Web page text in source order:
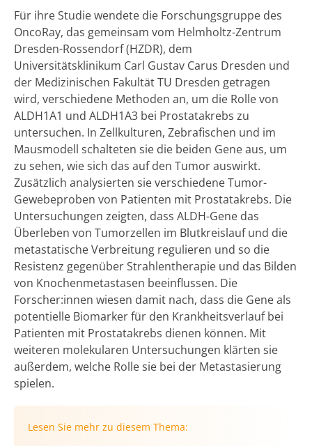
Für ihre Studie wendete die Forschungsgruppe des
OncoRay, das gemeinsam vom Helmholtz-Zentrum
Dresden-Rossendorf (HZDR), dem
Universitätsklinikum Carl Gustav Carus Dresden und
der Medizinischen Fakultät TU Dresden getragen
wird, verschiedene Methoden an, um die Rolle von
ALDH1A1 und ALDH1A3 bei Prostatakrebs zu
untersuchen. In Zellkulturen, Zebrafischen und im
Mausmodell schalteten sie die beiden Gene aus, um
zu sehen, wie sich das auf den Tumor auswirkt.
Zusätzlich analysierten sie verschiedene Tumor-
Gewebeproben von Patienten mit Prostatakrebs. Die
Untersuchungen zeigten, dass ALDH-Gene das
Überleben von Tumorzellen im Blutkreislauf und die
metastatische Verbreitung regulieren und so die
Resistenz gegenüber Strahlentherapie und das Bilden
von Knochenmetastasen beeinflussen. Die
Forscher:innen wiesen damit nach, dass die Gene als
potentielle Biomarker für den Krankheitsverlauf bei
Patienten mit Prostatakrebs dienen können. Mit
weiteren molekularen Untersuchungen klärten sie
außerdem, welche Rolle sie bei der Metastasierung
spielen.
Lesen Sie mehr zu diesem Thema: